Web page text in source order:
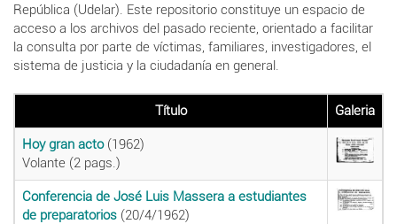
República (Udelar). Este repositorio constituye un espacio de
acceso a los archivos del pasado reciente, orientado a facilitar
la consulta por parte de víctimas, familiares, investigadores, el
sistema de justicia y la ciudadanía en general.
Título Galeria
Hoy gran acto(1962)
Volante (2 pags.)
Conferencia de José Luis Massera a estudiantes
de preparatorios (20/4/1962)